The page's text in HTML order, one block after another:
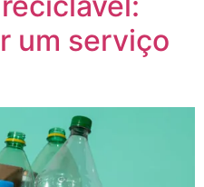
um serviço